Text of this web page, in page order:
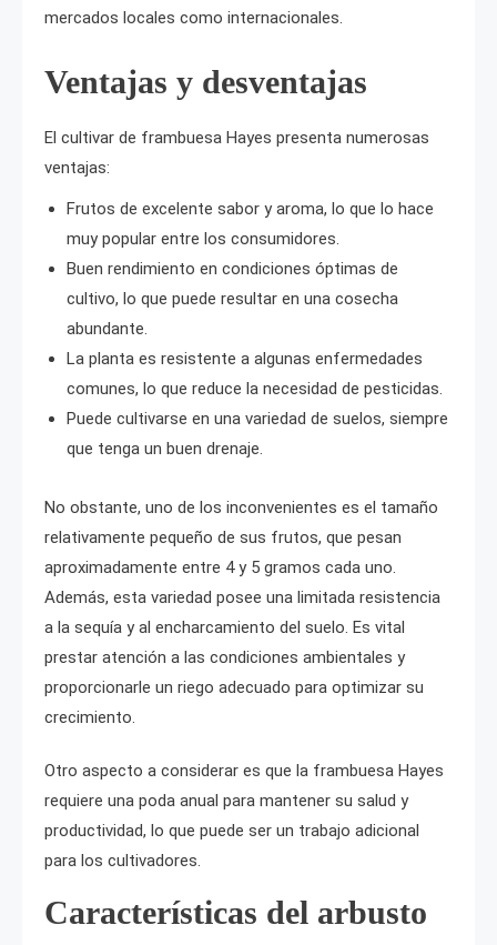
mercados locales como internacionales.
Ventajas y desventajas
El cultivar de frambuesa Hayes presenta numerosas
ventajas:
Frutos de excelente sabor y aroma, lo que lo hace
muy popular entre los consumidores.
Buen rendimiento en condiciones óptimas de
cultivo, lo que puede resultar en una cosecha
abundante.
La planta es resistente a algunas enfermedades
comunes, lo que reduce la necesidad de pesticidas.
Puede cultivarse en una variedad de suelos, siempre
que tenga un buen drenaje.
No obstante, uno de los inconvenientes es el tamaño
relativamente pequeño de sus frutos, que pesan
aproximadamente entre 4 y 5 gramos cada uno.
Además, esta variedad posee una limitada resistencia
a la sequía y al encharcamiento del suelo. Es vital
prestar atención a las condiciones ambientales y
proporcionarle un riego adecuado para optimizar su
crecimiento.
Otro aspecto a considerar es que la frambuesa Hayes
requiere una poda anual para mantener su salud y
productividad, lo que puede ser un trabajo adicional
para los cultivadores.
Características del arbusto